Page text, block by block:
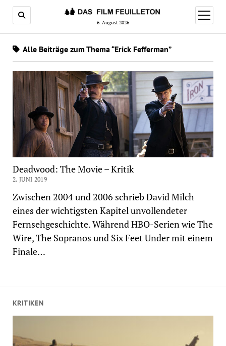
6. August 2026
Menü
öffnen
KRITIKEN
Alle Beiträge zum Thema “Erick Fefferman”
Deadwood: The Movie – Kritik
2. JUNI 2019
Zwischen 2004 und 2006 schrieb David Milch
eines der wichtigsten Kapitel unvollendeter
Fernsehgeschichte. Während HBO-Serien wie The
Wire, The Sopranos und Six Feet Under mit einem
Finale…